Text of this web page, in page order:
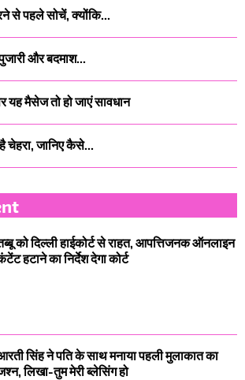
से पहले सोचें, क्योंकि...
और बदमाश...
मैसेज तो हो जाएं सावधान
जानिए कैसे...
को दिल्ली हाईकोर्ट से राहत, आपत्तिजनक ऑनलाइन
हटाने का निर्देश देगा कोर्ट
सिंह ने पति के साथ मनाया पहली मुलाकात का
लिखा-तुम मेरी ब्लेसिंग हो